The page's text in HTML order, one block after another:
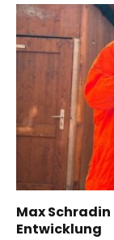
Max
Entwicklung